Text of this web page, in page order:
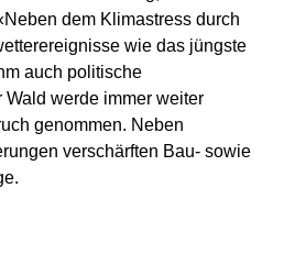
dem Klimastress durch
wie das jüngste
auch politische
werde immer weiter
genommen. Neben
verschärften Bau- sowie